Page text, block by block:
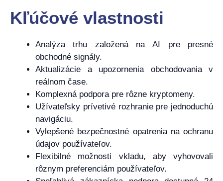
Kľúčové vlastnosti
Analýza trhu založená na AI pre presné
obchodné signály.
Aktualizácie a upozornenia obchodovania v
reálnom čase.
Komplexná podpora pre rôzne kryptomeny.
Užívateľsky prívetivé rozhranie pre jednoduchú
navigáciu.
Vylepšené bezpečnostné opatrenia na ochranu
údajov používateľov.
Flexibilné možnosti vkladu, aby vyhovovali
rôznym preferenciám používateľov.